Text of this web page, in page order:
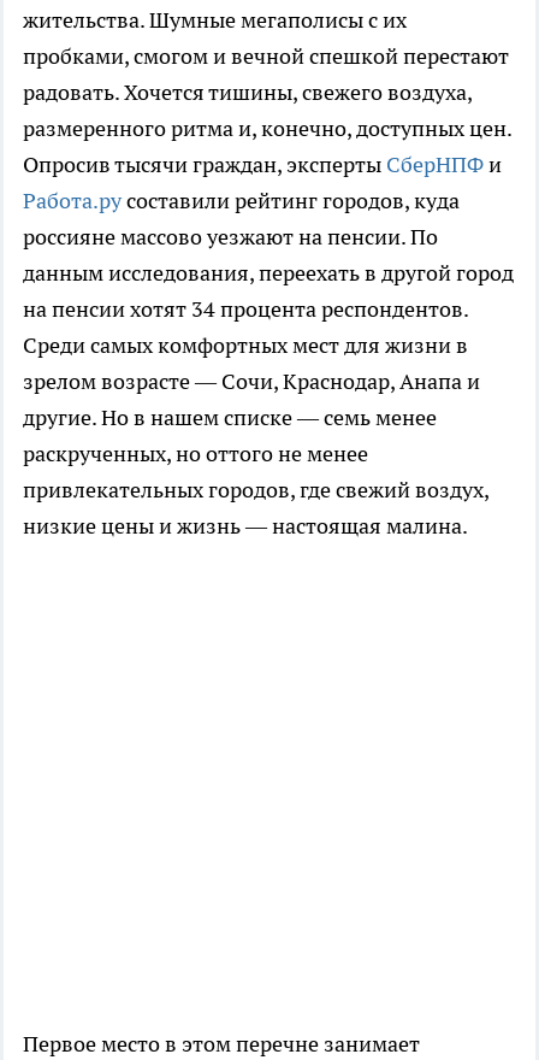
жительства. Шумные мегаполисы с их
пробками, смогом и вечной спешкой перестают
радовать. Хочется тишины, свежего воздуха,
размеренного ритма и, конечно, доступных цен.
Опросив тысячи граждан, эксперты СберНПФи
Работа.русоставили рейтинг городов, куда
россияне массово уезжают на пенсии. По
данным исследования, переехать в другой город
на пенсии хотят 34 процента респондентов.
Среди самых комфортных мест для жизни в
зрелом возрасте — Сочи, Краснодар, Анапа и
другие. Но в нашем списке — семь менее
раскрученных, но оттого не менее
привлекательных городов, где свежий воздух,
низкие цены и жизнь — настоящая малина.
Первое место в этом перечне занимает